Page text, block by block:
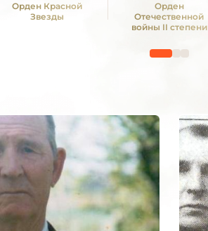
Орден Красной
Звезды
Орден
Отечественной
войны II степени